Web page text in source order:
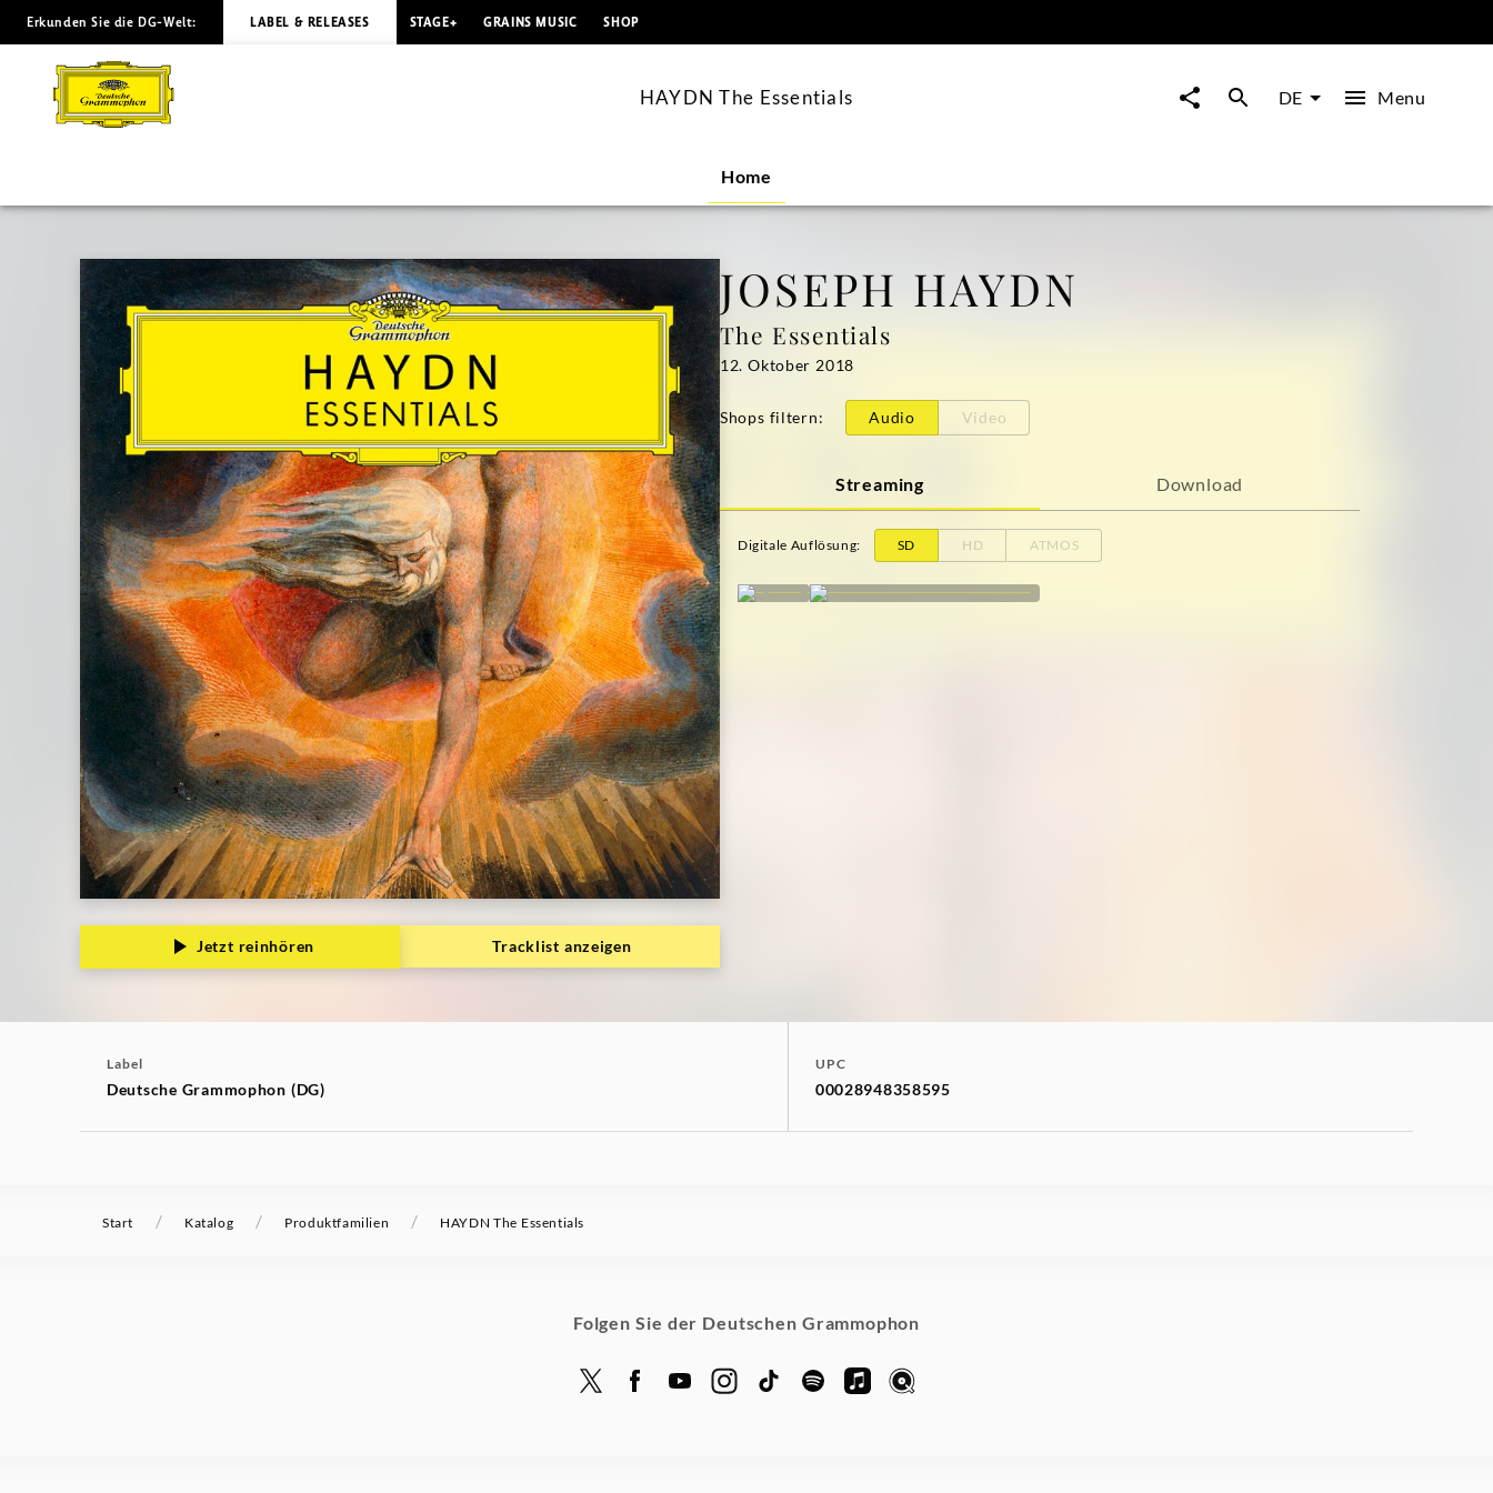
HAYDN
The
|
Deutsche
Grammophon
Erkunden Sie die DG-Welt: LABEL & RELEASES STAGE+ GRAINS MUSIC SHOP
HAYDN The Essentials DE Menu
Home
Jetzt reinhören Tracklist anzeigen
JOSEPH HAYDN
The Essentials
12. Oktober 2018
Shops filtern: Audio Video
Streaming Download
Digitale Auflösung: SD HD ATMOS
Label
Deutsche Grammophon (DG)
UPC
00028948358595
Start / Katalog / Produktfamilien / HAYDN The Essentials
Folgen Sie der Deutschen Grammophon